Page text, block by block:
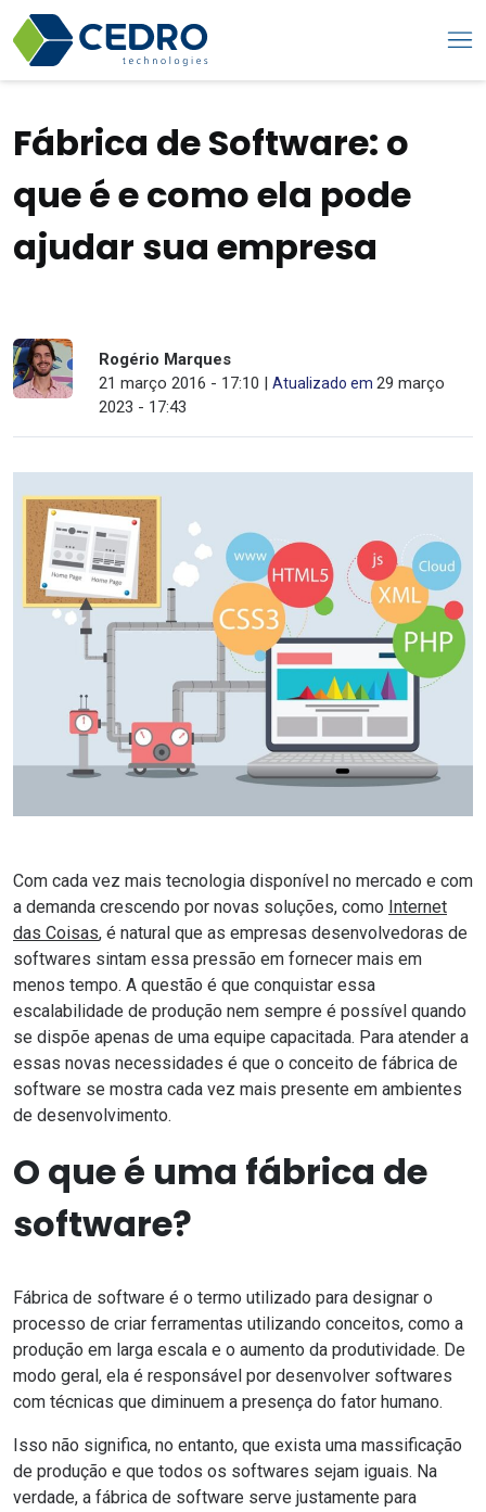
Fábrica de Software: o
que é e como ela pode
ajudar sua empresa
Rogério Marques
21 março 2016 - 17:10 | Atualizado em 29 março
2023 - 17:43
Com cada vez mais tecnologia disponível no mercado e com
a demanda crescendo por novas soluções, como Internet
das Coisas, é natural que as empresas desenvolvedoras de
softwares sintam essa pressão em fornecer mais em
menos tempo. A questão é que conquistar essa
escalabilidade de produção nem sempre é possível quando
se dispõe apenas de uma equipe capacitada. Para atender a
essas novas necessidades é que o conceito de fábrica de
software se mostra cada vez mais presente em ambientes
de desenvolvimento.
O que é uma fábrica de
software?
Fábrica de software é o termo utilizado para designar o
processo de criar ferramentas utilizando conceitos, como a
produção em larga escala e o aumento da produtividade. De
modo geral, ela é responsável por desenvolver softwares
com técnicas que diminuem a presença do fator humano.
Isso não significa, no entanto, que exista uma massificação
de produção e que todos os softwares sejam iguais. Na
verdade, a fábrica de software serve justamente para